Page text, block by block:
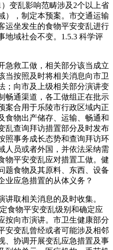
变乱影响范畴涉及2个以上省
），制定本预案。市交通运输
运坐发生的食物平安变乱进行
地域社会不变。1.5.3 科学评
救工做，相关部分该当成立
当按照及时将相关消息向市卫
；向市及上级相关部分演讲变
畅通渠道，各工做组正在批示
案合用于乐陵市行政区域内正
食物出产储存、运输、畅通和
乱查询拜访措置部分及时发布
照事务成长态势和查询拜访环
人员或者外国，并依法采纳需
物平安变乱应对措置工做。健
题食物及其原料、东西、设备
业应急措置的从体义务？
取相关消息的及时收集。
食物平安变乱级别和确定应
按向市演讲。市卫生健康部分
安变乱曾经或者可能涉及相邻
、协调开展变乱应急措置及事